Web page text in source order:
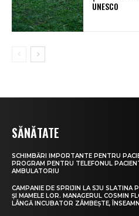
UNESCO
SĂNĂTATE
SCHIMBĂRI IMPORTANTE PENTRU
PROGRAM PENTRU TELEFONUL
AMBULATORIU
CAMPANIE DE SPRIJIN LA SJU SLATINA
ȘI MAMELE LOR. MANAGERUL COSMIN
LÂNGĂ INCUBATOR ZÂMBEȘTE,